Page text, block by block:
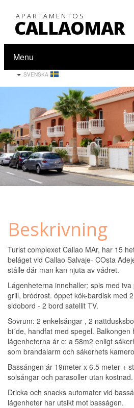
APARTAMENTOS
CALLAOMAR
Menu
SVENSKA
Beskrivning
Turist complexet Callao MAr, har 15
beláget vid Callao Salvaje- COsta
stálle dár man kan njuta av vádret.
Lágenheterna innehaller; spis med
grill, bródrost. óppet kók-bardisk med
sidobord - 2 bord satellit TV.
Sovrum: 2 enkelsángar , 2
bi´de, handfat med spegel.
lágenheterna ár c: a 58m2 enligt
som brandalarm och sákerhets
Bassángen ár 19meter x 6.5 meter +
solsángar och parasoller utan
Dricka och snacks automater vid
lágenheter har utsikt mot basságen.